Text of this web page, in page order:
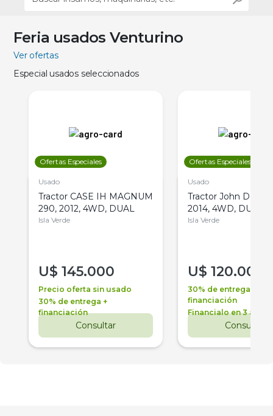
Feria usados Venturino
Ver ofertas
Especial usados seleccionados
Ofertas Especiales
Usado
Tractor CASE IH MAGNUM
290, 2012, 4WD, DUAL
Isla Verde
U$ 145.000
Precio oferta sin usado
30% de entrega +
financiación
Consultar
Ofertas Especiales
Usado
Tractor John Deere
2014, 4WD, DUAL
Isla Verde
U$ 120.000
30% de entrega +
financiación
Financialo en 3 años
Consultar